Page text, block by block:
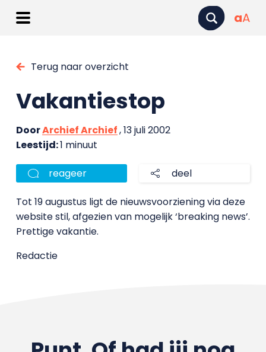
aA
Terug naar overzicht
Vakantiestop
DoorArchief Archief, 13 juli 2002
Leestijd:1 minuut
reageer deel
Tot 19 augustus ligt de nieuwsvoorziening via deze
website stil, afgezien van mogelijk ‘breaking news’.
Prettige vakantie.
Redactie